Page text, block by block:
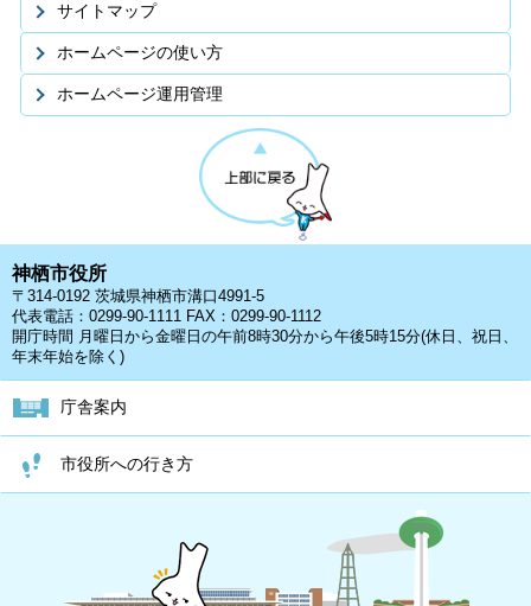
サイトマップ
ホームページの使い方
ホームページ運用管理
神栖市役所
〒314-0192 茨城県神栖市溝口4991-5
代表電話：0299-90-1111 FAX：0299-90-1112
開庁時間 月曜日から金曜日の午前8時30分から午後5時15分(休日、祝日、
年末年始を除く)
庁舎案内
市役所への行き方